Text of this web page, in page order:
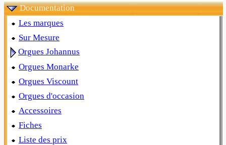
Documentation
Les marques
Sur Mesure
Orgues Johannus
Orgues Monarke
Orgues Viscount
Orgues d'occasion
Accessoires
Fiches
Liste des prix